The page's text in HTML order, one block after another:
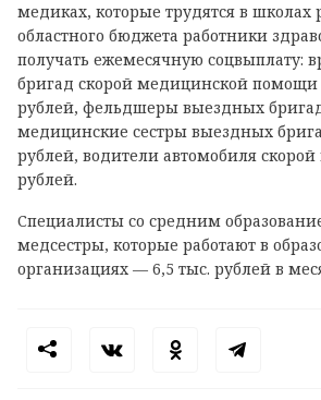
медиках, которые трудятся в школах
областного бюджета работники
получать ежемесячную соцвыплату:
бригад скорой медицинской помощи
рублей, фельдшеры выездных
медицинские сестры выездных
рублей, водители автомобиля
рублей.
Специалисты со средним
медсестры, которые работают в
организациях — 6,5 тыс. рублей в